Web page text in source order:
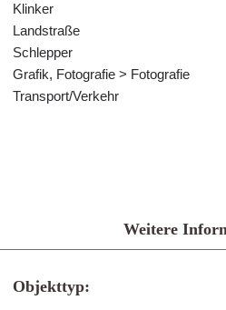
Klinker
Landstraße
Schlepper
Grafik, Fotografie > Fotografie
Transport/Verkehr
Weitere
Objekttyp: